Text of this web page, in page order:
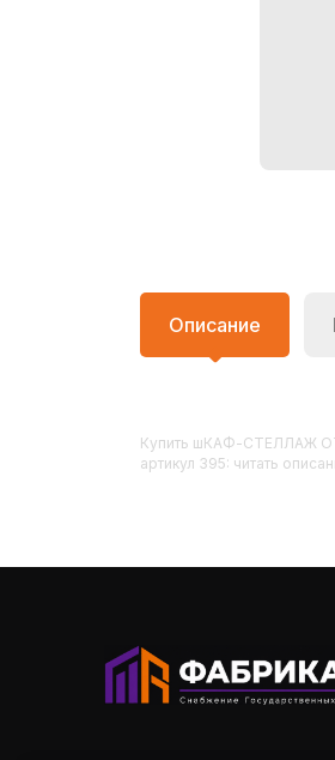
Описание
Купить ШКАФ-СТЕЛЛАЖ
артикул 395: читать